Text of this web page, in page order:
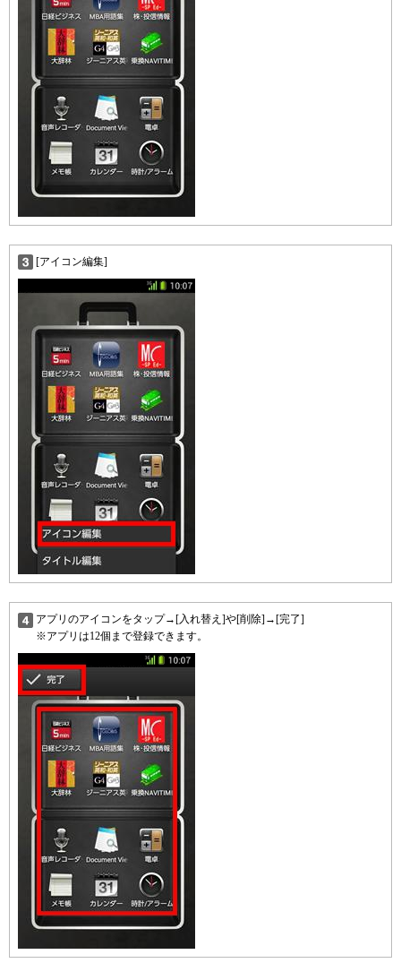
[アイコン編集]
アプリのアイコンをタップ→[入れ替え]や[削除]→[完了]
※アプリは12個まで登録できます。